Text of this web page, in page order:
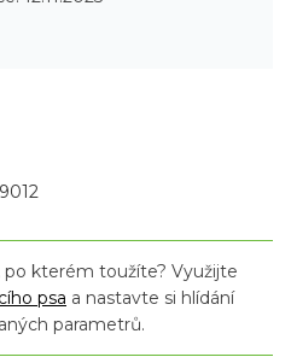
po kterém toužíte? Využijte
psa a nastavte si hlídání
parametrů.